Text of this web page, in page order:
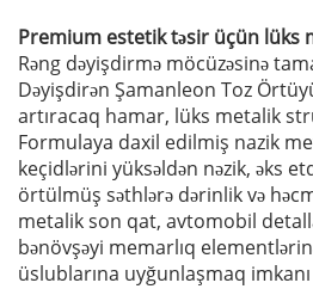
Premium estetik təsir üçün lüks
Rəng dəyişdirmə möcüzəsinə
Dəyişdirən Şamanleon Toz
artıracaq hamar, lüks metalik
Formulaya daxil edilmiş nazik
keçidlərini yüksəldən nəzik, əks
örtülmüş səthlərə dərinlik və
metalik son qat, avtomobil
bənövşəyi memarlıq
üslublarına uyğunlaşmaq